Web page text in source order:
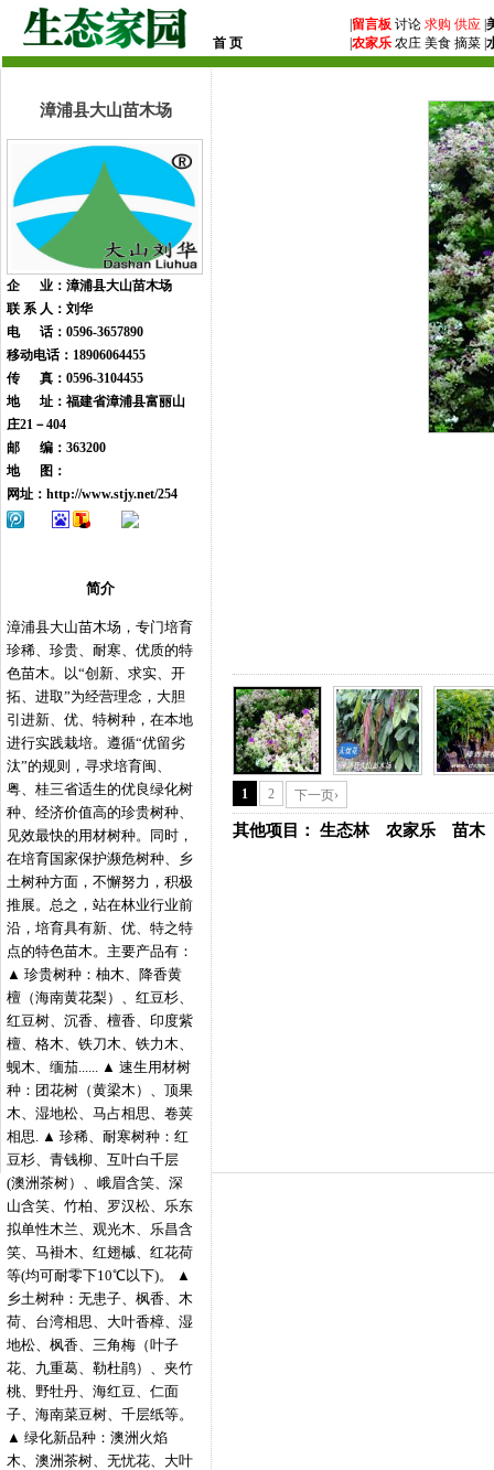
首 页
留言板 讨论 求购 供应
农家乐 农庄 美食 摘菜 |
漳浦县大山苗木场
企 业：漳浦县大山苗木场
联 系 人：刘华
电 话：0596-3657890
移动电话：18906064455
传 真：0596-3104455
地 址：福建省漳浦县富丽山
庄21－404
邮 编：363200
地 图：
网址： http://www.stjy.net/254
简介
漳浦县大山苗木场，专门培育
珍稀、珍贵、耐寒、优质的特
色苗木。以“创新、求实、开
拓、进取”为经营理念，大胆
引进新、优、特树种，在本地
进行实践栽培。遵循“优留劣
汰”的规则，寻求培育闽、
粤、桂三省适生的优良绿化树
种、经济价值高的珍贵树种、
见效最快的用材树种。同时，
在培育国家保护濒危树种、乡
土树种方面，不懈努力，积极
推展。总之，站在林业行业前
沿，培育具有新、优、特之特
点的特色苗木。主要产品有：
▲ 珍贵树种：柚木、降香黄
檀（海南黄花梨）、红豆杉、
红豆树、沉香、檀香、印度紫
檀、格木、铁刀木、铁力木、
蚬木、缅茄...... ▲ 速生用材树
种：团花树（黄梁木）、顶果
木、湿地松、马占相思、卷荚
相思. ▲ 珍稀、耐寒树种：红
豆杉、青钱柳、互叶白千层
(澳洲茶树）、峨眉含笑、深
山含笑、竹柏、罗汉松、乐东
拟单性木兰、观光木、乐昌含
笑、马褂木、红翅槭、红花荷
等(均可耐零下10℃以下)。 ▲
乡土树种：无患子、枫香、木
荷、台湾相思、大叶香樟、湿
地松、枫香、三角梅（叶子
花、九重葛、勒杜鹃）、夹竹
桃、野牡丹、海红豆、仁面
子、海南菜豆树、千层纸等。
▲ 绿化新品种：澳洲火焰
木、澳洲茶树、无忧花、大叶
1 2 下一页›
其他项目： 生态林 农家乐 苗木